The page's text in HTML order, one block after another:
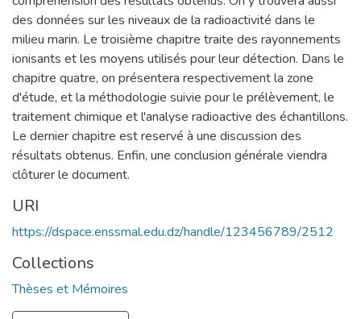
des données sur les niveaux de la radioactivité dans le
milieu marin. Le troisième chapitre traite des rayonnements
ionisants et les moyens utilisés pour leur détection. Dans le
chapitre quatre, on présentera respectivement la zone
d'étude, et la méthodologie suivie pour le prélèvement, le
traitement chimique et l'analyse radioactive des échantillons.
Le dernier chapitre est reservé à une discussion des
résultats obtenus. Enfin, une conclusion générale viendra
clôturer le document.
URI
https://dspace.enssmal.edu.dz/handle/123456789/2512
Collections
Thèses et Mémoires